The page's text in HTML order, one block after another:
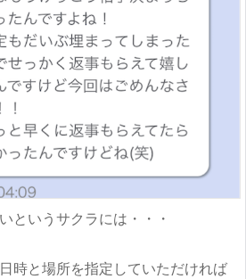
というサクラには・・・
時と場所を指定していただければ